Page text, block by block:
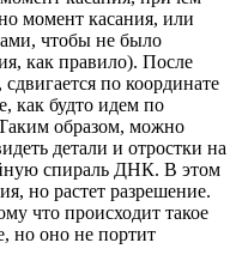
момент касания, или
чтобы не было
как правило). После
по координате
как будто идем по
образом, можно
детали и отростки на
спираль ДНК. В этом
но растет разрешение.
что происходит такое
но оно не портит